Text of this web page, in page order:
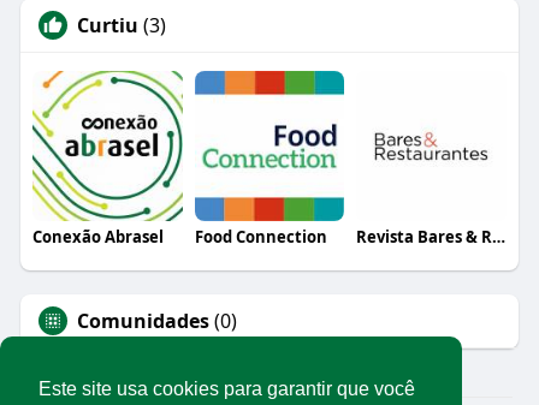
Este site usa cookies para garantir que você
Curtiu (3)
Conexão Abrasel Food Connection Revista Bares & Restaurantes
Comunidades(0)